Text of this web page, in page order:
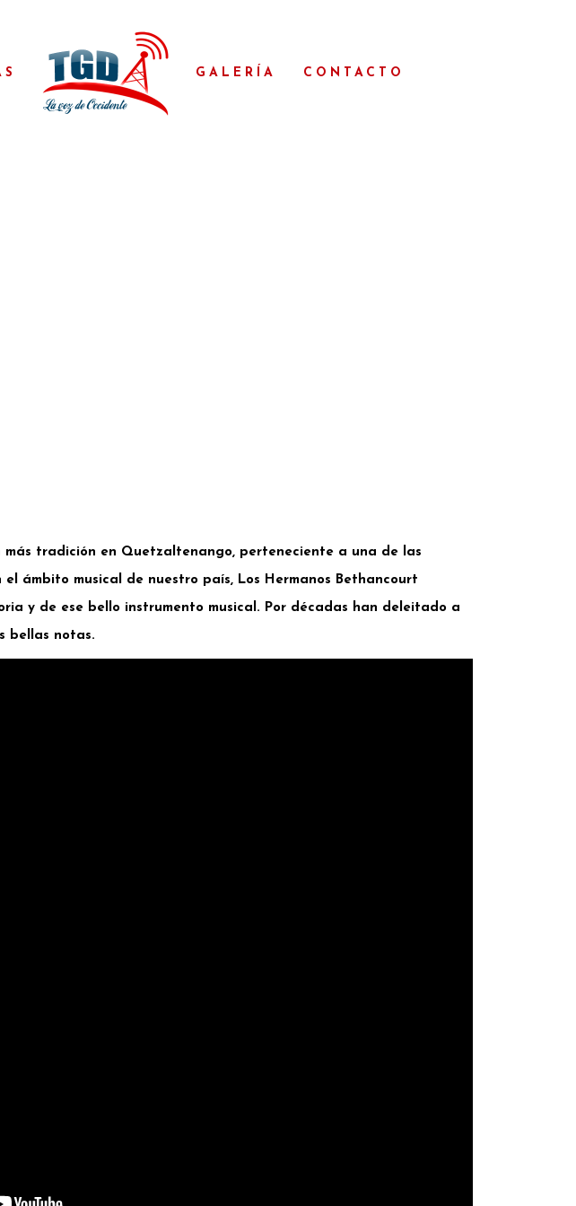
GALERÍA CONTACTO
más tradición en Quetzaltenango, perteneciente a una de las
ámbito musical de nuestro país, Los Hermanos Bethancourt
y de ese bello instrumento musical. Por décadas han deleitado a
bellas notas.